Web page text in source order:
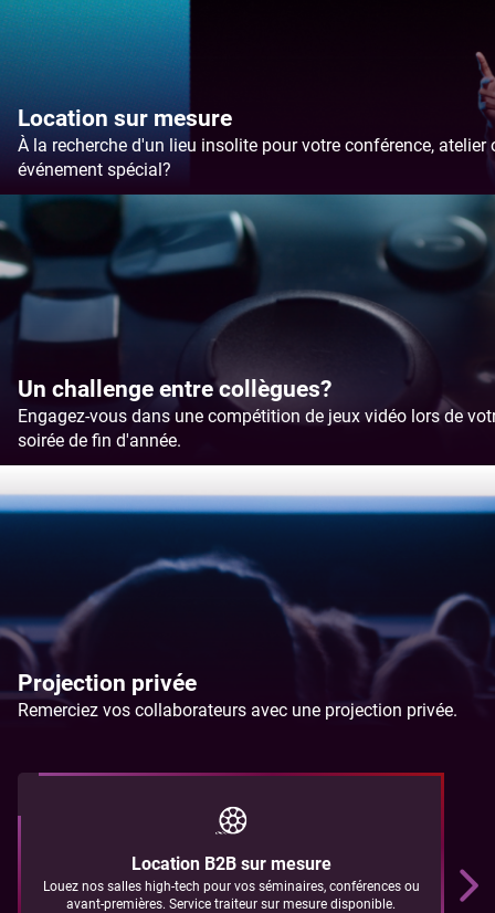
Location sur mesure
À la recherche d'un lieu insolite pour votre conférence, atelier
événement spécial?
Un challenge entre collègues?
Engagez-vous dans une compétition de jeux vidéo lors de
soirée de fin d'année.
Projection privée
Remerciez vos collaborateurs avec une projection privée.
Location B2B sur mesure
Louez nos salles high-tech pour vos séminaires, conférences ou
avant-premières. Service traiteur sur mesure disponible.